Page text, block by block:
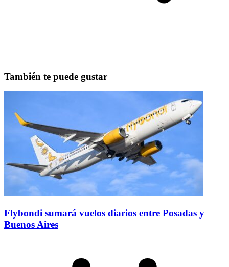
También te puede gustar
Flybondi sumará vuelos diarios entre Posadas y
Buenos Aires